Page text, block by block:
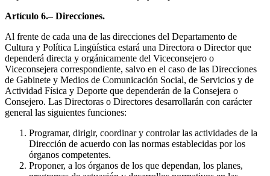
Artículo 6.– Direcciones.
Al frente de cada una de las direcciones del Departamento de
Cultura y Política Lingüística estará una Directora o Director que
dependerá directa y orgánicamente del Viceconsejero o
Viceconsejera correspondiente, salvo en el caso de las Direcciones
de Gabinete y Medios de Comunicación Social, de Servicios y de
Actividad Física y Deporte que dependerán de la Consejera o
Consejero. Las Directoras o Directores desarrollarán con carácter
general las siguientes funciones:
Programar, dirigir, coordinar y controlar las actividades de la
Dirección de acuerdo con las normas establecidas por los
órganos competentes.
Proponer, a los órganos de los que dependan, los planes,